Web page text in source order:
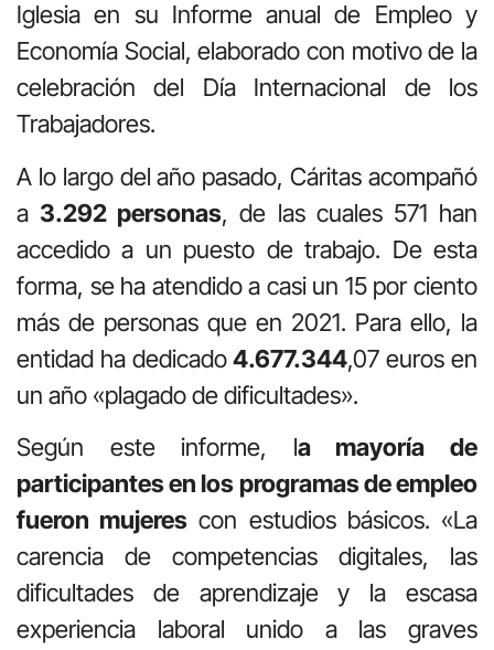
Iglesia en su Informe anual de Empleo y
Economía Social, elaborado con motivo de la
celebración del Día Internacional de los
Trabajadores.
A lo largo del año pasado, Cáritas acompañó
a 3.292 personas, de las cuales 571 han
accedido a un puesto de trabajo. De esta
forma, se ha atendido a casi un 15 por ciento
más de personas que en 2021. Para ello, la
entidad ha dedicado4.677.344,07 euros en
un año «plagado de dificultades».
Según este informe, la mayoría de
participantes en los programas de empleo
fueron mujeres con estudios básicos. «La
carencia de competencias digitales, las
dificultades de aprendizaje y la escasa
experiencia laboral unido a las graves